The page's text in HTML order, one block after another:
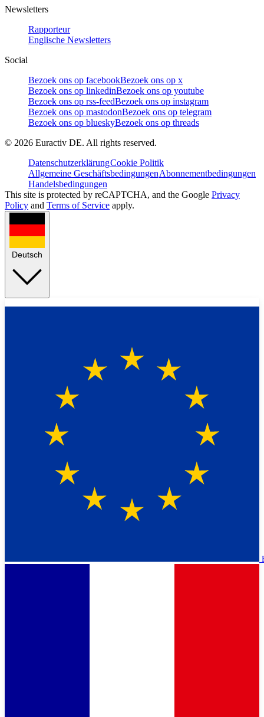
Newsletters
Rapporteur
Englische Newsletters
Social
Bezoek ons op facebookBezoek ons op x
Bezoek ons op linkedinBezoek ons op youtube
Bezoek ons op rss-feedBezoek ons op instagram
Bezoek ons op mastodonBezoek ons op telegram
Bezoek ons op blueskyBezoek ons op threads
© 2026 Euractiv DE. All rights reserved.
DatenschutzerklärungCookie Politik
Allgemeine GeschäftsbedingungenAbonnementbedingungen
Handelsbedingungen
This site is protected by reCAPTCHA, and the Google Privacy
Policy and Terms of Service apply.
Deutsch